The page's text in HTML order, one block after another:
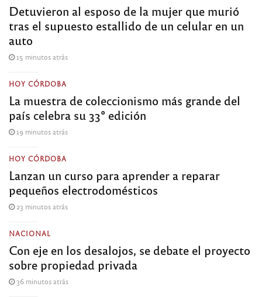
Detuvieron al esposo de la mujer que murió
tras el supuesto estallido de un celular en un
auto
15 minutos atrás
HOY CÓRDOBA
La muestra de coleccionismo más grande del
país celebra su 33° edición
19 minutos atrás
HOY CÓRDOBA
Lanzan un curso para aprender a reparar
pequeños electrodomésticos
23 minutos atrás
NACIONAL
Con eje en los desalojos, se debate el proyecto
sobre propiedad privada
36 minutos atrás